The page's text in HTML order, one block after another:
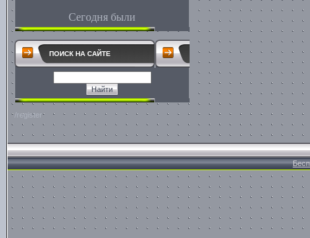
Сегодня были
ПОИСК НА САЙТЕ
/register